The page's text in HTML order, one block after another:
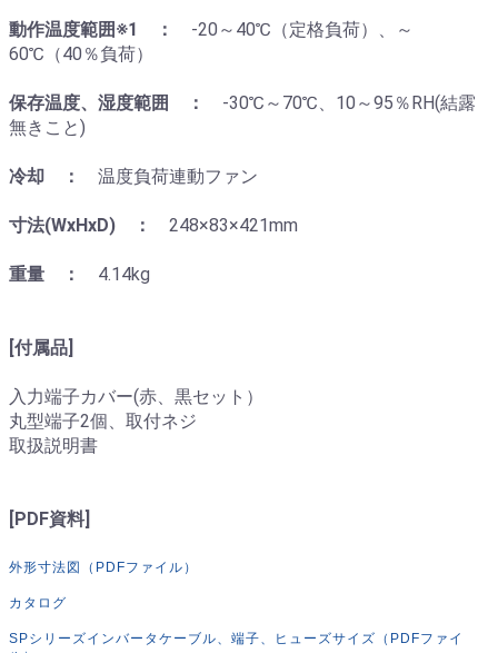
動作温度範囲※1 ： -20～40℃（定格負荷）、～
60℃（40％負荷）
保存温度、湿度範囲 ： -30℃～70℃、10～95％RH(結露
無きこと)
冷却 ： 温度負荷連動ファン
寸法(WxHxD) ： 248×83×421mm
重量 ： 4.14kg
[付属品]
入力端子カバー(赤、黒セット）
丸型端子2個、取付ネジ
取扱説明書
[PDF資料]
外形寸法図（PDFファイル）
カタログ
SPシリーズインバータケーブル、端子、ヒューズサイズ（PDFファイ